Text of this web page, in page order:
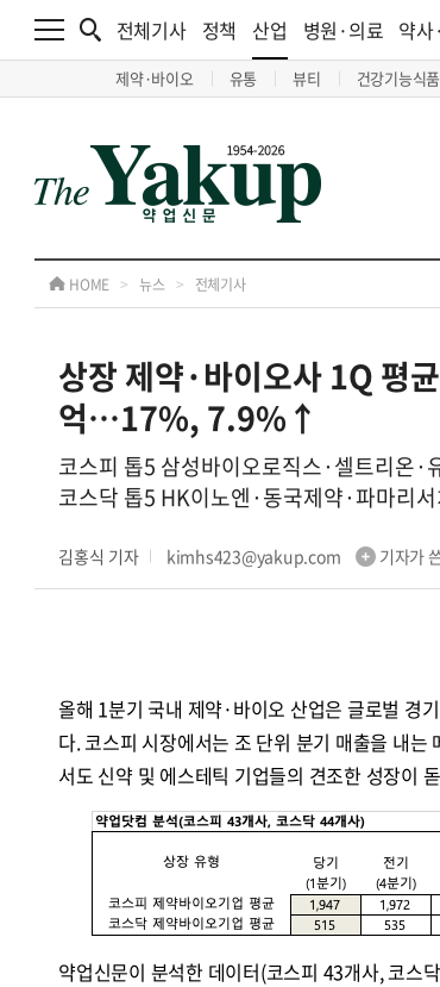
전체기사 정책 산업
제약·바이오 유통 뷰티 건강기능식품
병원·의료 약사
HOME > 뉴스 > 전체기사
상장 제약·바이오사 1Q 평
억…17%, 7.9%↑
코스피 톱5 삼성바이오로직스·셀트리온
코스닥 톱5 HK이노엔·동국제약·파마리
김홍식 기자 kimhs423@yakup.com 기자가
올해 1분기 국내 제약·바이오 산업은 글로벌 경
다. 코스피 시장에서는 조 단위 분기 매출을 내
서도 신약 및 에스테틱 기업들의 견조한 성장이
약업신문이 분석한 데이터(코스피 43개사, 코스